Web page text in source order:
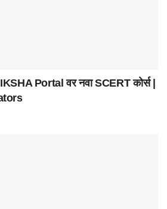
Portal वर नवा SCERT कोर्स |